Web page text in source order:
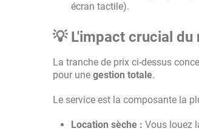
écran tactile).
💡 L'impact crucial du
La tranche de prix ci-dessus
pour une gestion totale.
Le service est la composante la
Location sèche : Vous louez